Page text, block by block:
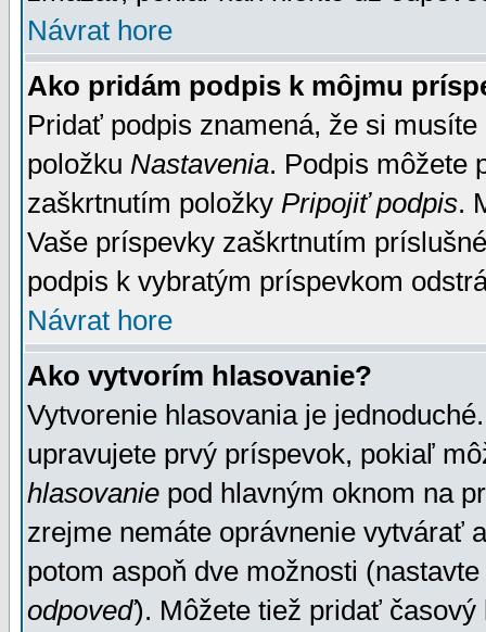
Návrat hore
Ako pridám podpis k môjmu
Pridať podpis znamená, že si
položku Nastavenia. Podpis môžete
zaškrtnutím položky Pripojiť podpis.
Vaše príspevky zaškrtnutím
podpis k vybratým príspevkom
Návrat hore
Ako vytvorím hlasovanie?
Vytvorenie hlasovania je
upravujete prvý príspevok, pokiaľ
hlasovanie pod hlavným oknom na
zrejme nemáte oprávnenie vytvárať
potom aspoň dve možnosti
odpoveď). Môžete tiež pridať